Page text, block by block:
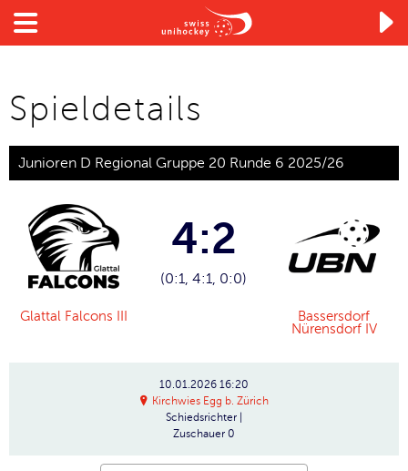

Spieldetails
Junioren D Regional Gruppe 20 Runde 6 2025/26
Glattal Falcons III
4:2
(0:1, 4:1, 0:0)
Bassersdorf
Nürensdorf IV
10.01.2026 16:20
Kirchwies Egg b. Zürich
Schiedsrichter
Zuschauer 0